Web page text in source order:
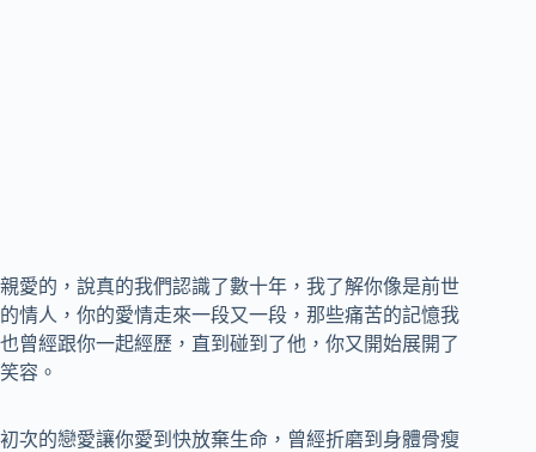
親愛的，說真的我們認識了數十年，我了解你像是前世
的情人，你的愛情走來一段又一段，那些痛苦的記憶我
也曾經跟你一起經歷，直到碰到了他，你又開始展開了
笑容。
初次的戀愛讓你愛到快放棄生命，曾經折磨到身體骨瘦